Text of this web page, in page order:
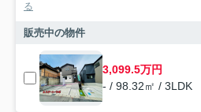
る
販売中の物件
3,099.5万円
- / 98.32㎡ / 3LDK